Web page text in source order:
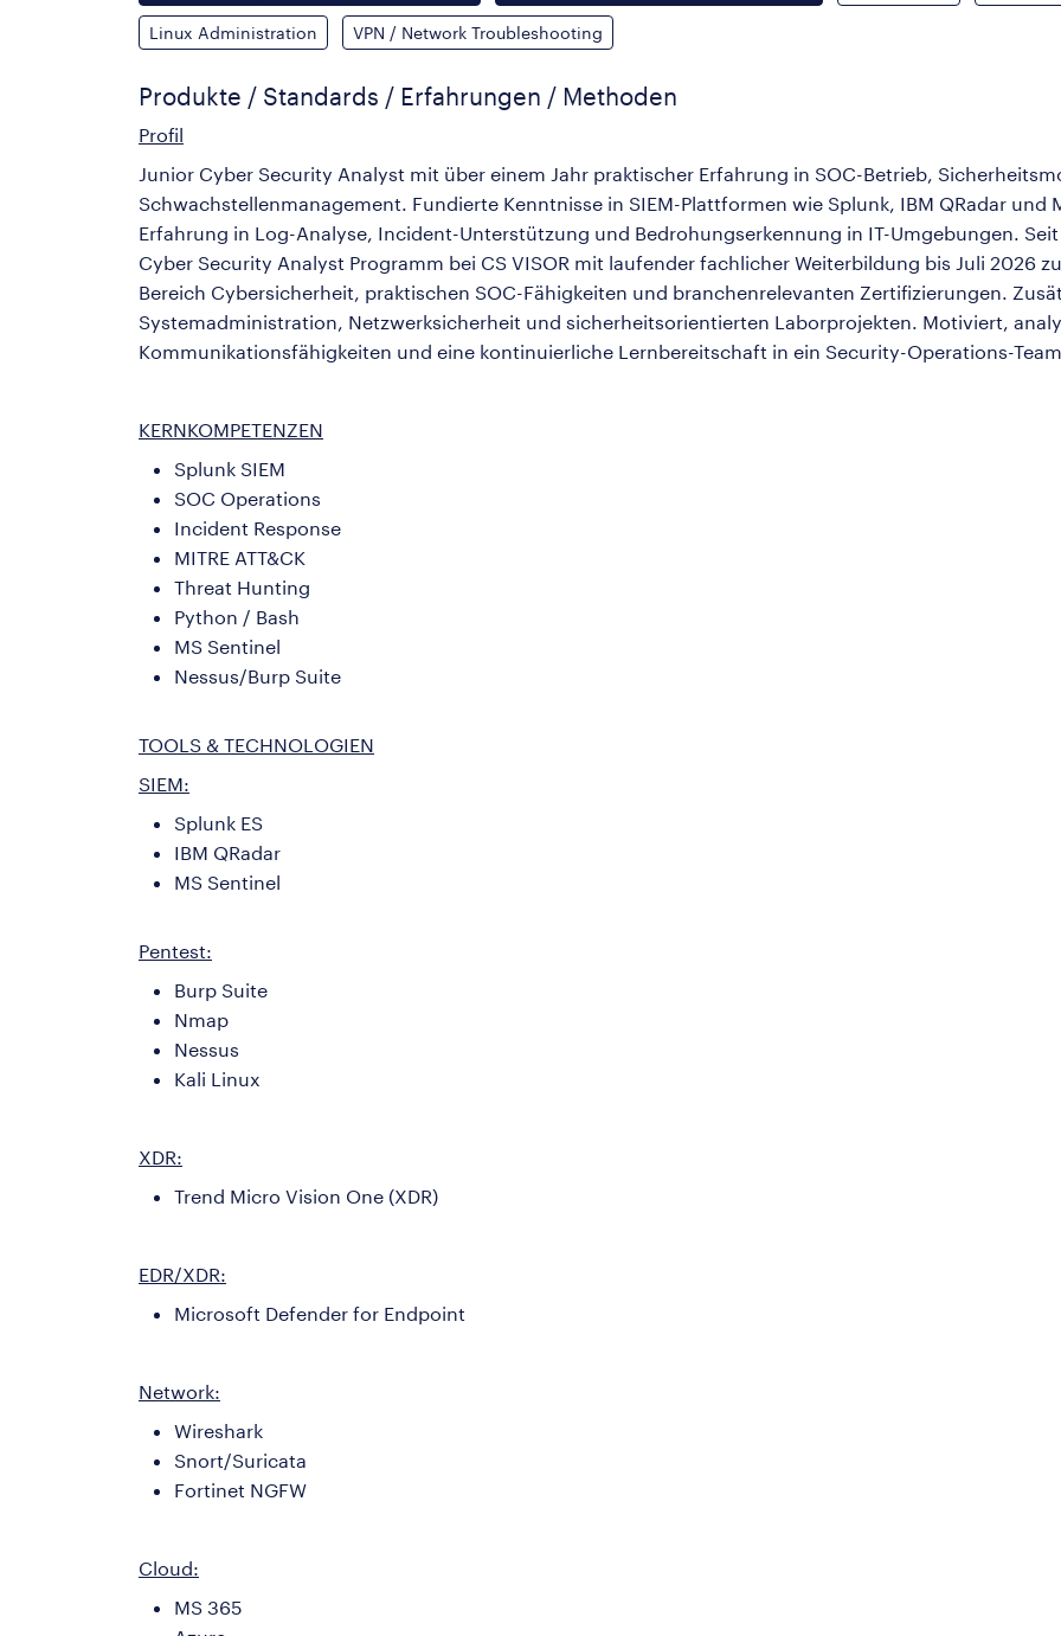
Linux Administration VPN / Network Troubleshooting
Produkte / Standards / Erfahrungen / Methoden
Profil
Junior Cyber Security Analyst mit über einem Jahr praktischer Erfahrung in SOC-Betrieb,
Schwachstellenmanagement. Fundierte Kenntnisse in SIEM-Plattformen wie Splunk, IBM QRadar
Erfahrung in Log-Analyse, Incident-Unterstützung und Bedrohungserkennung in IT-Umgebungen.
Cyber Security Analyst Programm bei CS VISOR mit laufender fachlicher Weiterbildung bis Juli 2026
Bereich Cybersicherheit, praktischen SOC-Fähigkeiten und branchenrelevanten Zertifizierungen.
Systemadministration, Netzwerksicherheit und sicherheitsorientierten Laborprojekten. Motiviert,
Kommunikationsfähigkeiten und eine kontinuierliche Lernbereitschaft in ein Security-Operations-
KERNKOMPETENZEN
Splunk SIEM
SOC Operations
Incident Response
MITRE ATT&CK
Threat Hunting
Python / Bash
MS Sentinel
Nessus/Burp Suite
TOOLS & TECHNOLOGIEN
SIEM:
Splunk ES
IBM QRadar
MS Sentinel
Pentest:
Burp Suite
Nmap
Nessus
Kali Linux
XDR:
Trend Micro Vision One (XDR)
EDR/XDR:
Microsoft Defender for Endpoint
Network:
Wireshark
Snort/Suricata
Fortinet NGFW
Cloud:
MS 365